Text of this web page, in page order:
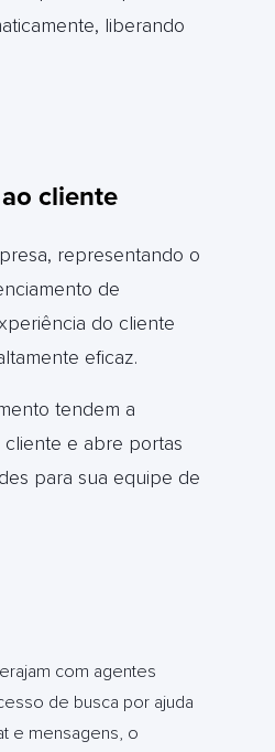
liberando
cliente
representando o
de
do cliente
eficaz.
tendem a
cliente e abre portas
para sua equipe de
com agentes
de busca por ajuda
e mensagens, o